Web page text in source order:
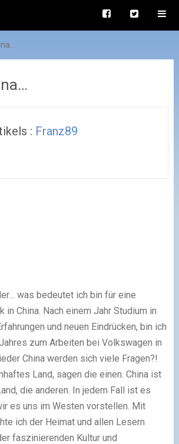
: Franz89
was bedeutet ich bin für eine
in China. Nach einem Jahr Studium in
und neuen Eindrücken, bin ich
zum Arbeiten bei Volkswagen in
China werden sich viele Fragen?!
Land, sagen die einen. China ist
die anderen. In jedem Fall ist es
es uns im Westen vorstellen. Mit
ich der Heimat und allen Lesern
faszinierenden Kultur und